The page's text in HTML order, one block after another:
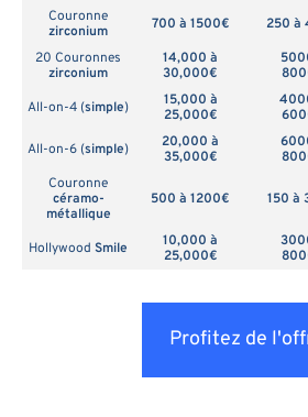
Couronne
zirconium
700 à 1500€ 250 à
20 Couronnes
zirconium
14,000 à
30,000€
All-on-4 (simple)
15,000 à
25,000€
All-on-6 (simple)
20,000 à
35,000€
Couronne
céramo-
métallique
500 à 1200€ 150 à
Hollywood Smile
10,000 à
25,000€
Profitez de